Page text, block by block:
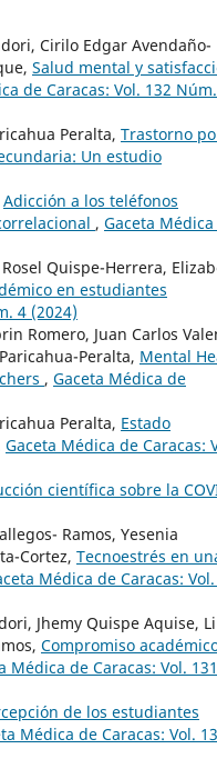
Cirilo Edgar Avendaño-
Salud mental y
de Caracas: Vol. 132
Peralta, Trastorno
Un estudio
Adicción a los teléfonos
, Gaceta
Quispe-Herrera,
en estudiantes
4 (2024)
Romero, Juan Carlos
Peralta, Mental
, Gaceta Médica de
Peralta, Estado
Gaceta Médica de Caracas:
científica sobre la
Ramos, Yesenia
Cortez, Tecnoestrés en
Médica de Caracas:
Jhemy Quispe Aquise,
Compromiso
Médica de Caracas: Vol. 131
de los estudiantes
Médica de Caracas: Vol.